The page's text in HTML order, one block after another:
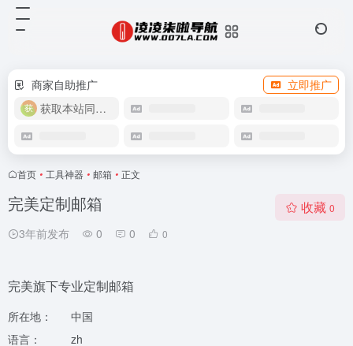
商家自助推广
立即推广
获取本站同款主题
首页 • 工具神器 • 邮箱 • 正文
完美定制邮箱
3年前发布 0 0 0
收藏 0
完美旗下专业定制邮箱
所在地：
中国
语言：
zh